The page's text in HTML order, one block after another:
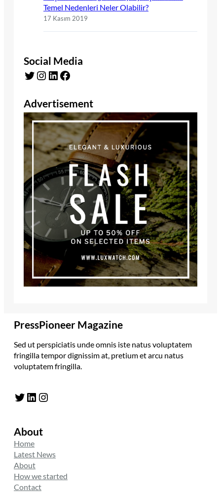
Temel Nedenleri Neler Olabilir?
17 Kasım 2019
Social Media
Twitter Instagram LinkedIn Facebook
Advertisement
PressPioneer Magazine
Sed ut perspiciatis unde omnis iste natus voluptatem
fringilla tempor dignissim at, pretium et arcu natus
voluptatem fringilla.
Twitter LinkedIn Instagram
About
Home
Latest News
About
How we started
Contact